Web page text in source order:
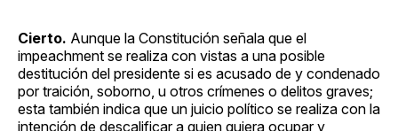
Cierto. Aunque la Constitución señala que el
impeachment se realiza con vistas a una posible
destitución del presidente si es acusado de y condenado
por traición, soborno, u otros crímenes o delitos graves;
esta también indica que un juicio político se realiza con la
intención de descalificar a quien quiera ocupar y